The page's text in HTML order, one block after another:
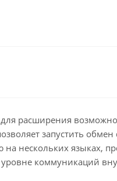
расширения
запустить
нескольких языках,
коммуникаций